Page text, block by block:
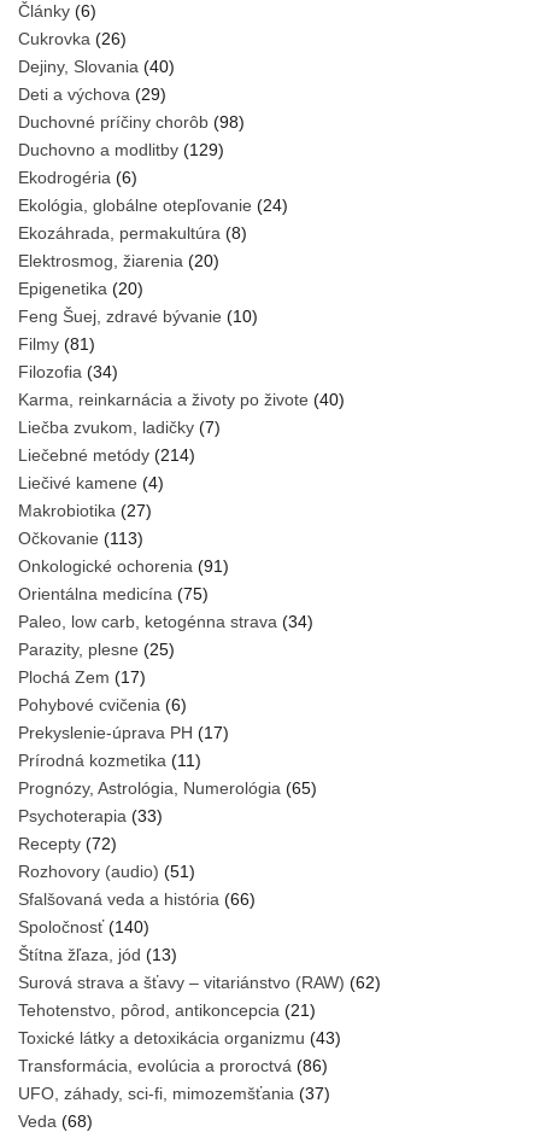
Články (6)
Cukrovka (26)
Dejiny, Slovania (40)
Deti a výchova (29)
Duchovné príčiny chorôb (98)
Duchovno a modlitby (129)
Ekodrogéria (6)
Ekológia, globálne otepľovanie (24)
Ekozáhrada, permakultúra (8)
Elektrosmog, žiarenia (20)
Epigenetika (20)
Feng Šuej, zdravé bývanie (10)
Filmy (81)
Filozofia (34)
Karma, reinkarnácia a životy po živote (40)
Liečba zvukom, ladičky (7)
Liečebné metódy (214)
Liečivé kamene (4)
Makrobiotika (27)
Očkovanie (113)
Onkologické ochorenia (91)
Orientálna medicína (75)
Paleo, low carb, ketogénna strava (34)
Parazity, plesne (25)
Plochá Zem (17)
Pohybové cvičenia (6)
Prekyslenie-úprava PH (17)
Prírodná kozmetika (11)
Prognózy, Astrológia, Numerológia (65)
Psychoterapia (33)
Recepty (72)
Rozhovory (audio) (51)
Sfalšovaná veda a história (66)
Spoločnosť(140)
Štítna žľaza, jód (13)
Surová strava a šťavy – vitariánstvo (RAW) (62)
Tehotenstvo, pôrod, antikoncepcia (21)
Toxické látky a detoxikácia organizmu (43)
Transformácia, evolúcia a proroctvá (86)
UFO, záhady, sci-fi, mimozemšťania (37)
Veda (68)